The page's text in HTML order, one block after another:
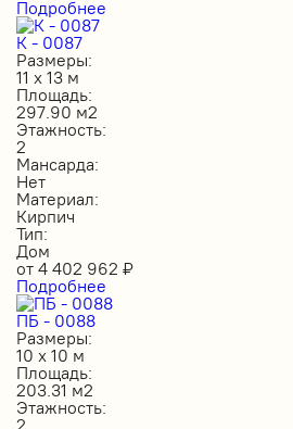
Подробнее
К - 0087
Размеры:
11 х 13 м
Площадь:
297.90 м2
Этажность:
2
Мансарда:
Нет
Материал:
Кирпич
Тип:
Дом
от 4 402 962 ₽
Подробнее
ПБ - 0088
Размеры:
10 х 10 м
Площадь:
203.31 м2
Этажность:
2